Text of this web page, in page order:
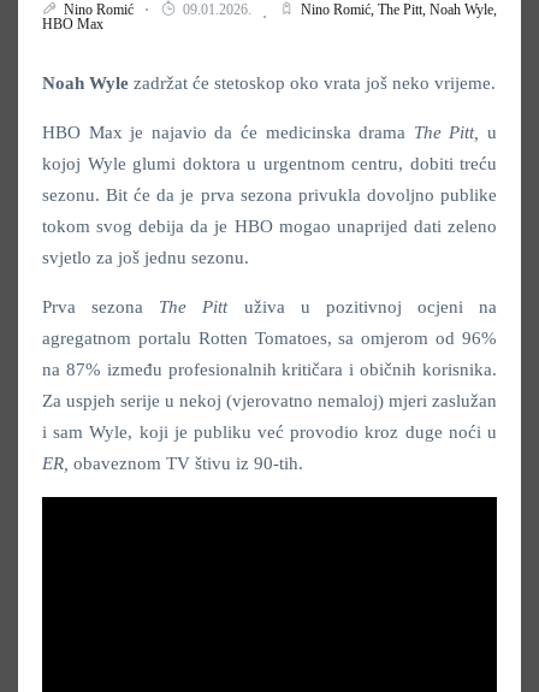
Nino Romić 09.01.2026. Nino Romić, The Pitt, Noah Wyle,
HBO Max
Noah Wyle zadržat će stetoskop oko vrata još neko vrijeme.
HBO Max je najavio da će medicinska drama The Pitt,u
kojoj Wyle glumi doktora u urgentnom centru, dobiti treću
sezonu. Bit će da je prva sezona privukla dovoljno publike
tokom svog debija da je HBO mogao unaprijed dati zeleno
svjetlo za još jednu sezonu.
Prva sezona The Pitt uživa u pozitivnoj ocjeni na
agregatnom portalu Rotten Tomatoes, sa omjerom od 96%
na 87% između profesionalnih kritičara i običnih korisnika.
Za uspjeh serije u nekoj (vjerovatno nemaloj) mjeri zaslužan
i sam Wyle, koji je publiku već provodio kroz duge noći u
ER, obaveznom TV štivu iz 90-tih.